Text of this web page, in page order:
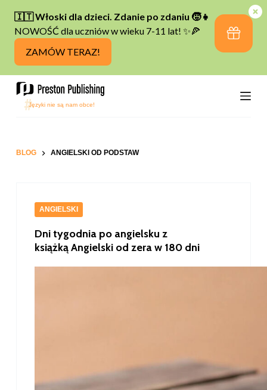
P
z
e
j
BLOG ANGIELSKI OD PODSTAW
ANGIELSKI
Dni tygodnia po angielsku z
książką Angielski od zera w 180 dni